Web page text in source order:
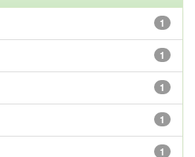
1
1
1
1
1